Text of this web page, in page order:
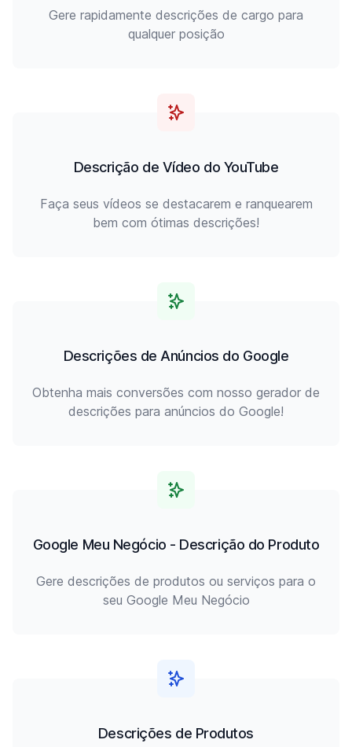
Gere rapidamente descrições de cargo para
qualquer posição
Descrição de Vídeo do YouTube
Faça seus vídeos se destacarem e ranquearem
bem com ótimas descrições!
Descrições de Anúncios do Google
Obtenha mais conversões com nosso gerador de
descrições para anúncios do Google!
Google Meu Negócio - Descrição do Produto
Gere descrições de produtos ou serviços para o
seu Google Meu Negócio
Descrições de Produtos